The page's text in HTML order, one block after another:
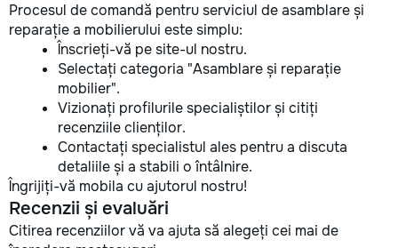
Procesul de comandă pentru serviciul de asamblare și
reparație a mobilierului este simplu:
Înscrieți-vă pe site-ul nostru.
Selectați categoria "Asamblare și reparație
mobilier".
Vizionați profilurile specialiștilor și citiți
recenziile clienților.
Contactați specialistul ales pentru a discuta
detaliile și a stabili o întâlnire.
Îngrijiți-vă mobila cu ajutorul nostru!
Recenzii și evaluări
Citirea recenziilor vă va ajuta să alegeți cei mai de